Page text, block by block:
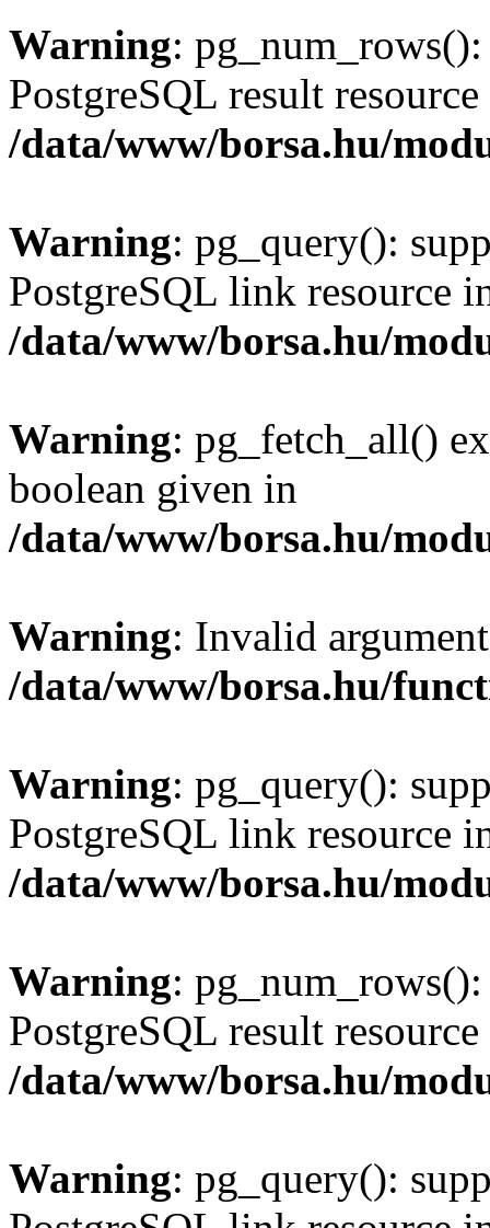
Warning:
PostgreSQL result
/data/www/borsa.hu/
Warning: pg_query():
PostgreSQL link resource
/data/www/borsa.hu/
Warning: pg_fetch_all()
boolean given in
/data/www/borsa.hu/
Warning: Invalid
/data/www/borsa.hu/
Warning: pg_query():
PostgreSQL link resource
/data/www/borsa.hu/
Warning:
PostgreSQL result
/data/www/borsa.hu/
Warning: pg_query():